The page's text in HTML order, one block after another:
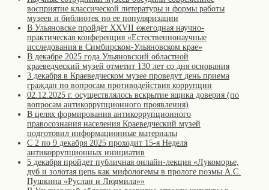
восприятие классической литературы и формы работы
музеев и библиотек по ее популяризации
В Ульяновске пройдёт XXVII ежегодная научно-
практическая конференция «Естественнонаучные
исследования в Симбирском-Ульяновском крае»
В декабре 2025 года Ульяновский областной
краеведческий музей отметит 130 лет со дня основания
3 декабря в Краеведческом музее проведут день приема
граждан по вопросам противодействия коррупции
02.12.2025 г. осуществлялось вскрытие ящика доверия (по
вопросам антикоррупционного проявления)
В целях формирования антикоррупционного
правосознания населения Краеведческий музей
подготовил информационные материалы
С 2 по 9 декабря 2025 проходит 15-я Неделя
антикоррупционных инициатив
5 декабря пройдет публичная онлайн-лекция «Лукоморье,
дуб и золотая цепь как мифологемы в прологе поэмы А.С.
Пушкина «Руслан и Людмила»»